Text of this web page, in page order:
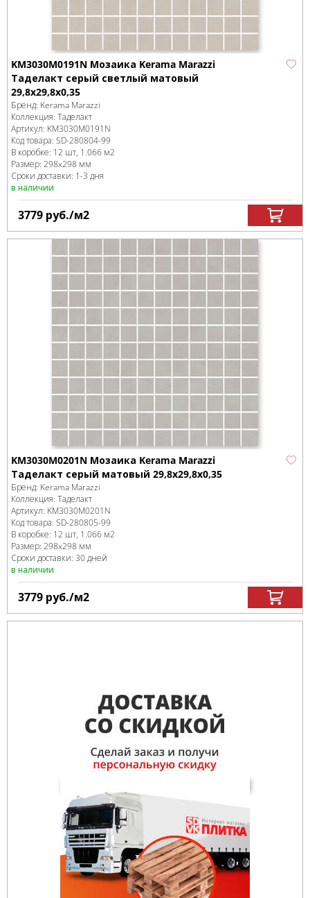
KM3030M0191N Мозаика Kerama Marazzi
Таделакт серый светлый матовый
29,8x29,8x0,35
Бренд: Kerama Marazzi
Коллекция: Таделакт
Артикул: KM3030M0191N
Код товара: SD-280804-99
В коробке: 12 шт, 1.066 м2
Размер: 298x298 мм
Сроки доставки: 1-3 дня
в наличии
3779 руб./м2
KM3030M0201N Мозаика Kerama Marazzi
Таделакт серый матовый 29,8x29,8x0,35
Бренд: Kerama Marazzi
Коллекция: Таделакт
Артикул: KM3030M0201N
Код товара: SD-280805-99
В коробке: 12 шт, 1.066 м2
Размер: 298x298 мм
Сроки доставки: 30 дней
в наличии
3779 руб./м2